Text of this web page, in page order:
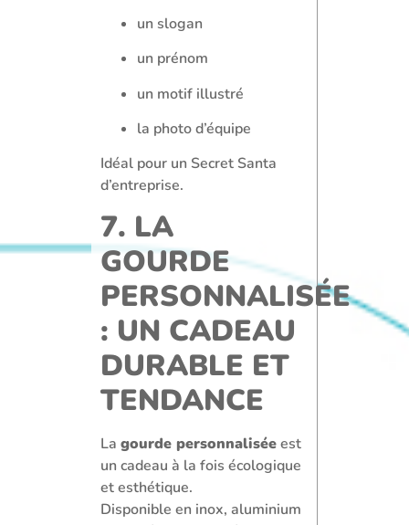
un slogan
un prénom
un motif illustré
la photo d’équipe
Idéal pour un Secret Santa
d’entreprise.
7. LA
GOURDE
PERSONNALISÉE
: UN CADEAU
DURABLE ET
TENDANCE
La gourde personnaliséeest
un cadeau à la fois écologique
et esthétique.
Disponible en inox, aluminium